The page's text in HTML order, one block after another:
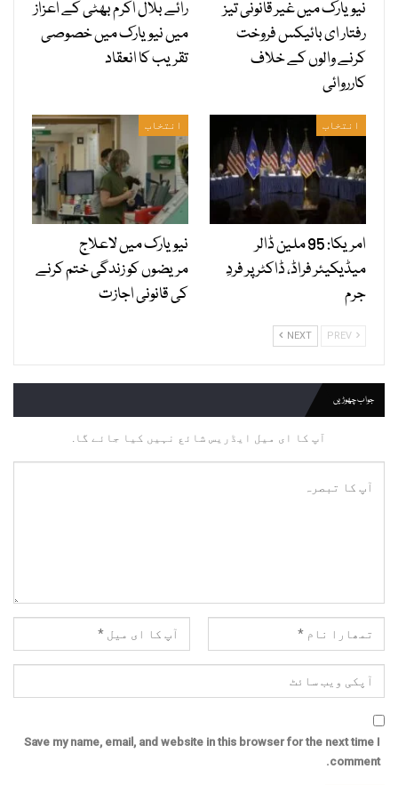
نیویارک میں غیر قانونی تیز
رفتار ای بائیکس فروخت
کرنے والوں کے خلاف
کارروائی
رائے بلال اکرم بھٹی کے اعزاز
میں نیویارک میں خصوصی
تقریب کا انعقاد
انتخاب
امریکا: 95 ملین ڈالر
میڈیکیئر فراڈ، ڈاکٹر پر فردِ
جرم
انتخاب
نیویارک میں لاعلاج
مریضوں کو زندگی ختم کرنے
کی قانونی اجازت
NEXT
جواب چھوڑیں
آپ کا ای میل ایڈریس شائع نہیں کیا جائے گا.
Save my name, email, and website in this browser for the next time I
comment.